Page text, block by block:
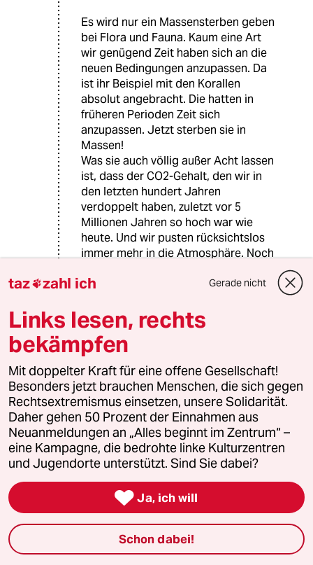
Es wird nur ein Massensterben geben
bei Flora und Fauna. Kaum eine Art
wir genügend Zeit haben sich an die
neuen Bedingungen anzupassen. Da
ist ihr Beispiel mit den Korallen
absolut angebracht. Die hatten in
früheren Perioden Zeit sich
anzupassen. Jetzt sterben sie in
Massen!
Was sie auch völlig außer Acht lassen
ist, dass der CO2-Gehalt, den wir in
den letzten hundert Jahren
verdoppelt haben, zuletzt vor 5
Millionen Jahren so hoch war wie
heute. Und wir pusten rücksichtslos
immer mehr in die Atmosphäre. Noch
werden den CO2-Gehalt fast
ein Experiment, bei dem nur klar ist,
dass die Folgen verdrehend sein
werden.
Jalella
10.08.2024,09:29 Uhr
@Farang:
Die Korallen sind nur ein Indiz. Auch
wenn ihr Sterben das Ökosystem
kräftig zerstören würde.
Die Erwärmung der Ozeane ist der
spannende Punkt. Wasser speichert
CO2. Warmes Wasser speichert
weniger => CO2 geht zusätzlich in die
taz zahl ich Gerade nicht
Links lesen, rechts
bekämpfen
Mit doppelter Kraft für eine offene Gesellschaft!
Besonders jetzt brauchen Menschen, die sich gegen
Rechtsextremismus einsetzen, unsere Solidarität.
Daher gehen 50 Prozent der Einnahmen aus
Neuanmeldungen an „Alles beginnt im Zentrum“ –
eine Kampagne, die bedrohte linke Kulturzentren
und Jugendorte unterstützt. Sind Sie dabei?
 Ja, ich will
Schon dabei!